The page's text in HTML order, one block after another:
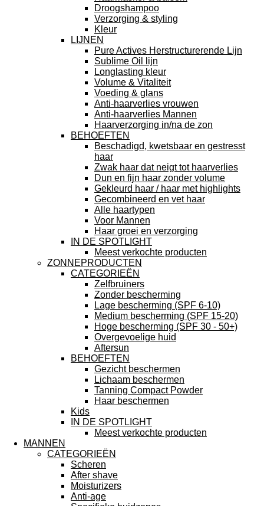
Droogshampoo
Verzorging & styling
Kleur
LIJNEN
Pure Actives Herstructurerende Lijn
Sublime Oil lijn
Longlasting kleur
Volume & Vitaliteit
Voeding & glans
Anti-haarverlies vrouwen
Anti-haarverlies Mannen
Haarverzorging in/na de zon
BEHOEFTEN
Beschadigd, kwetsbaar en gestresst
haar
Zwak haar dat neigt tot haarverlies
Dun en fijn haar zonder volume
Gekleurd haar / haar met highlights
Gecombineerd en vet haar
Alle haartypen
Voor Mannen
Haar groei en verzorging
IN DE SPOTLIGHT
Meest verkochte producten
ZONNEPRODUCTEN
CATEGORIEËN
Zelfbruiners
Zonder bescherming
Lage bescherming (SPF 6-10)
Medium bescherming (SPF 15-20)
Hoge bescherming (SPF 30 - 50+)
Overgevoelige huid
Aftersun
BEHOEFTEN
Gezicht beschermen
Lichaam beschermen
Tanning Compact Powder
Haar beschermen
Kids
IN DE SPOTLIGHT
Meest verkochte producten
MANNEN
CATEGORIEËN
Scheren
After shave
Moisturizers
Anti-age